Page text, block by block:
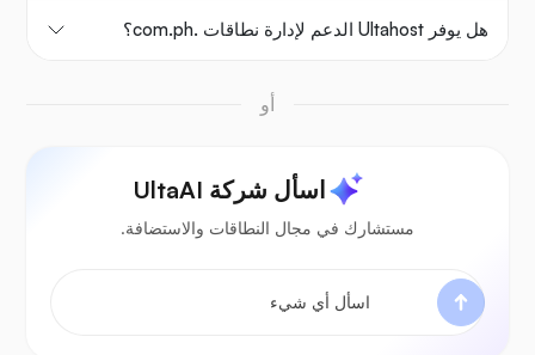
هل يوفر Ultahost الدعم لإدارة نطاقات .com.ph؟
أو
اسأل شركة UltaAI
مستشارك في مجال النطاقات والاستضافة.